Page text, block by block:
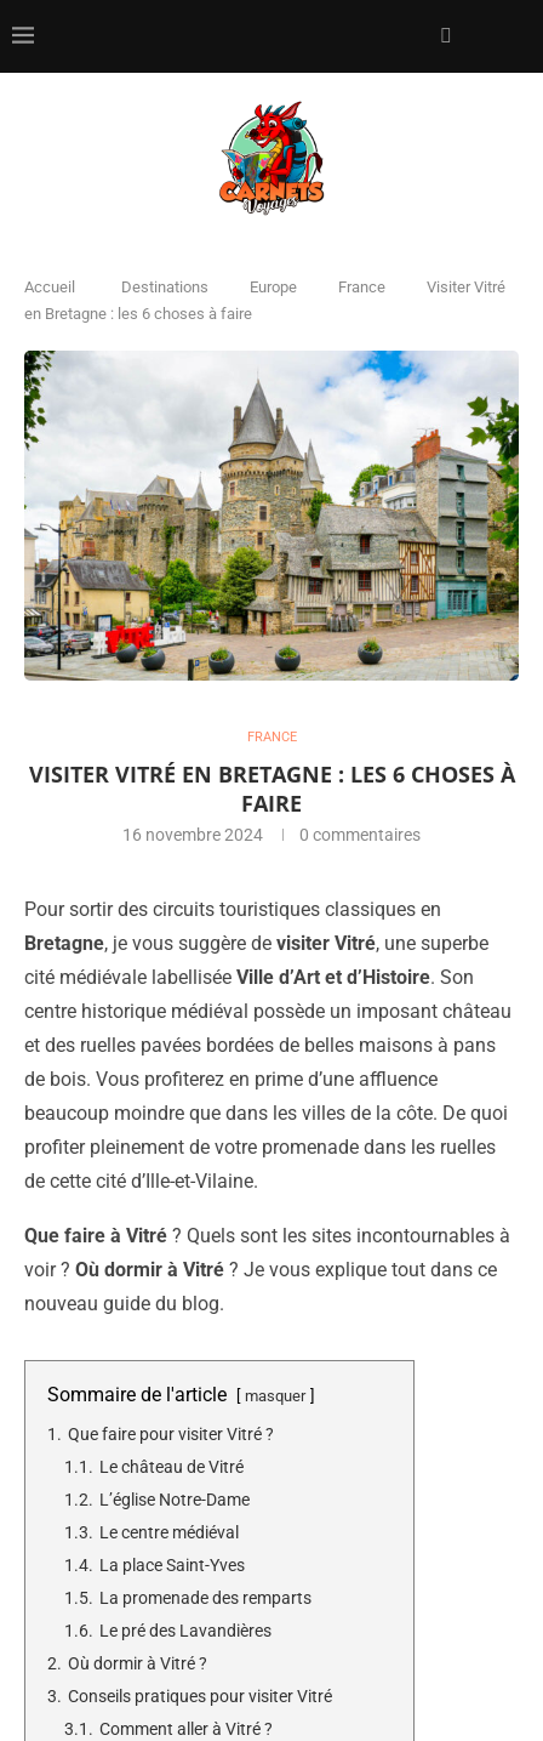
Accueil Destinations Europe France
Visiter Vitré
en Bretagne : les 6 choses à faire
FRANCE
VISITER VITRÉ EN BRETAGNE : LES 6 CHOSES À
FAIRE
16 novembre 2024 0 commentaires
Pour sortir des circuits touristiques classiques en
Bretagne, je vous suggère de visiter Vitré, une superbe
cité médiévale labellisée Ville d’Art et d’Histoire. Son
centre historique médiéval possède un imposant château
et des ruelles pavées bordées de belles maisons à pans
de bois. Vous profiterez en prime d’une affluence
beaucoup moindre que dans les villes de la côte. De quoi
profiter pleinement de votre promenade dans les ruelles
de cette cité d’Ille-et-Vilaine.
Que faire à Vitré ? Quels sont les sites incontournables à
voir ? Où dormir à Vitré ? Je vous explique tout dans ce
nouveau guide du blog.
Sommaire de l'article masquer
1. Que faire pour visiter Vitré ?
1.1. Le château de Vitré
1.2. L’église Notre-Dame
1.3. Le centre médiéval
1.4. La place Saint-Yves
1.5. La promenade des remparts
1.6. Le pré des Lavandières
2. Où dormir à Vitré ?
3. Conseils pratiques pour visiter Vitré
3.1. Comment aller à Vitré ?